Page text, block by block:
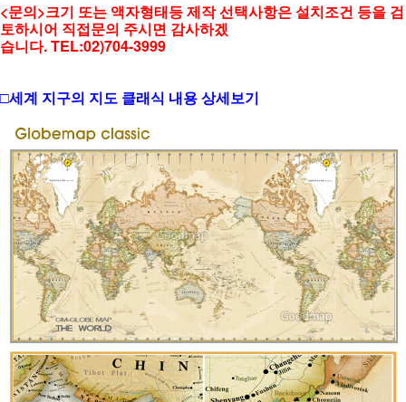
<문의>크기 또는 액자형태등 제작 선택사항은 설치조건 등을 검
토하시어 직접문의 주시면 감사하겠
습니다. TEL:02)704-3999
□세계 지구의 지도 클래식 내용 상세보기